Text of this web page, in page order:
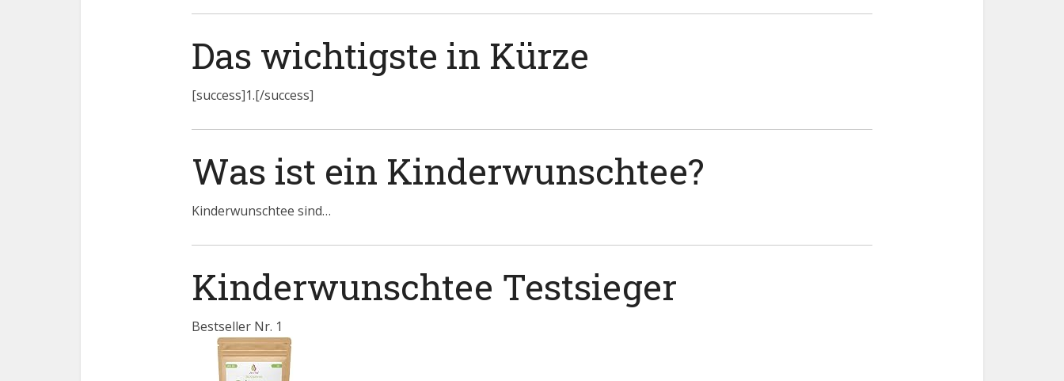
Das wichtigste in Kürze
[success]1.[/success]
Was ist ein Kinderwunschtee?
Kinderwunschtee sind…
Kinderwunschtee Testsieger
Bestseller Nr. 1